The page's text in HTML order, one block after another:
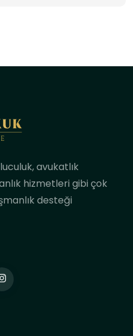
avukatlık
hizmetleri gibi çok
desteği